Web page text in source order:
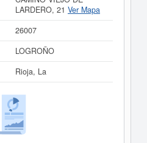
LARDERO, 21 Ver Mapa
26007
LOGROÑO
Rioja, La